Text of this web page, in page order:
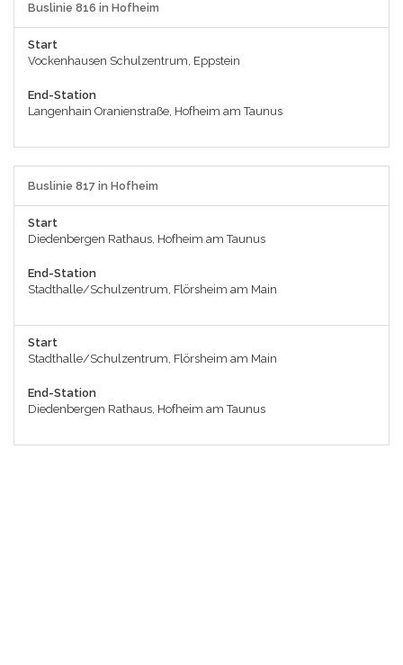
Buslinie 816 in Hofheim
Start
Vockenhausen Schulzentrum, Eppstein
End-Station
Langenhain Oranienstraße, Hofheim am Taunus
Buslinie 817 in Hofheim
Start
Diedenbergen Rathaus, Hofheim am Taunus
End-Station
Stadthalle/Schulzentrum, Flörsheim am Main
Start
Stadthalle/Schulzentrum, Flörsheim am Main
End-Station
Diedenbergen Rathaus, Hofheim am Taunus